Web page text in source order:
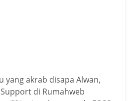
yang akrab disapa Alwan,
di Rumahweb